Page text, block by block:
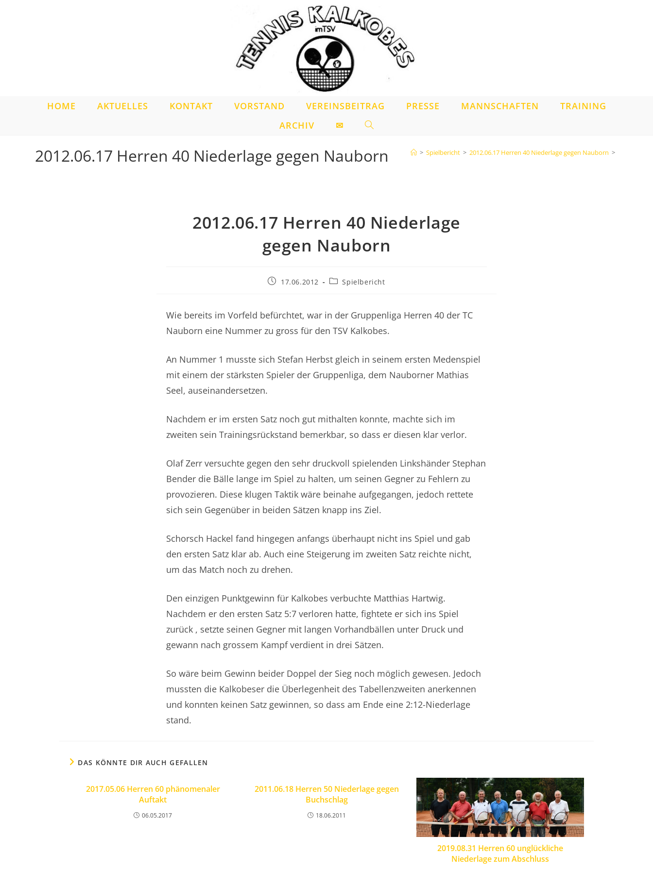
HOME AKTUELLES KONTAKT VORSTAND VEREINSBEITRAG PRESSE MANNSCHAFTEN
TRAINING
ARCHIV
✉ WEBSITE-
UMSCHALTEN
2012.06.17 Herren 40 Niederlage gegen Nauborn > Spielbericht > 2012.06.17 Herren 40 Niederlage gegen Nauborn >
2012.06.17 Herren 40 Niederlage
gegen Nauborn
Beitrag17.06.2012
Beitrags-
Spielbericht
Wie bereits im Vorfeld befürchtet, war in der Gruppenliga Herren 40 der TC
Nauborn eine Nummer zu gross für den TSV Kalkobes.
An Nummer 1 musste sich Stefan Herbst gleich in seinem ersten Medenspiel
mit einem der stärksten Spieler der Gruppenliga, dem Nauborner Mathias
Seel, auseinandersetzen.
Nachdem er im ersten Satz noch gut mithalten konnte, machte sich im
zweiten sein Trainingsrückstand bemerkbar, so dass er diesen klar verlor.
Olaf Zerr versuchte gegen den sehr druckvoll spielenden Linkshänder Stephan
Bender die Bälle lange im Spiel zu halten, um seinen Gegner zu Fehlern zu
provozieren. Diese klugen Taktik wäre beinahe aufgegangen, jedoch rettete
sich sein Gegenüber in beiden Sätzen knapp ins Ziel.
Schorsch Hackel fand hingegen anfangs überhaupt nicht ins Spiel und gab
den ersten Satz klar ab. Auch eine Steigerung im zweiten Satz reichte nicht,
um das Match noch zu drehen.
Den einzigen Punktgewinn für Kalkobes verbuchte Matthias Hartwig.
Nachdem er den ersten Satz 5:7 verloren hatte, fightete er sich ins Spiel
zurück , setzte seinen Gegner mit langen Vorhandbällen unter Druck und
gewann nach grossem Kampf verdient in drei Sätzen.
So wäre beim Gewinn beider Doppel der Sieg noch möglich gewesen. Jedoch
mussten die Kalkobeser die Überlegenheit des Tabellenzweiten anerkennen
und konnten keinen Satz gewinnen, so dass am Ende eine 2:12-Niederlage
stand.
DAS KÖNNTE DIR AUCH GEFALLEN
2017.05.06 Herren 60 phänomenaler
Auftakt
06.05.2017
2011.06.18 Herren 50 Niederlage gegen
Buchschlag
18.06.2011
2019.08.31 Herren 60 unglückliche
Niederlage zum Abschluss